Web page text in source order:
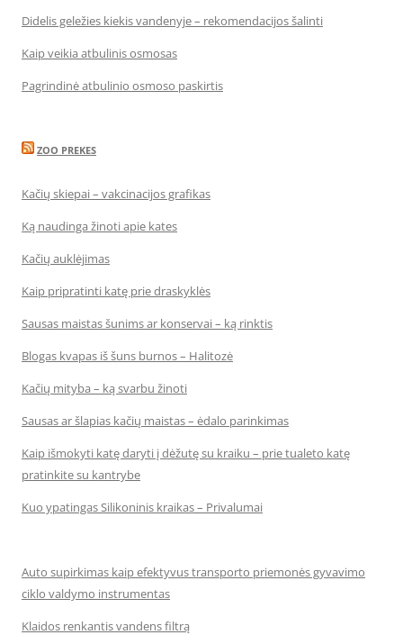
Didelis geležies kiekis vandenyje – rekomendacijos šalinti
Kaip veikia atbulinis osmosas
Pagrindinė atbulinio osmoso paskirtis
ZOO PREKES
Kačių skiepai – vakcinacijos grafikas
Ką naudinga žinoti apie kates
Kačių auklėjimas
Kaip pripratinti katę prie draskyklės
Sausas maistas šunims ar konservai – ką rinktis
Blogas kvapas iš šuns burnos – Halitozė
Kačių mityba – ką svarbu žinoti
Sausas ar šlapias kačių maistas – ėdalo parinkimas
Kaip išmokyti katę daryti į dėžutę su kraiku – prie tualeto katę
pratinkite su kantrybe
Kuo ypatingas Silikoninis kraikas – Privalumai
Auto supirkimas kaip efektyvus transporto priemonės gyvavimo
ciklo valdymo instrumentas
Klaidos renkantis vandens filtrą